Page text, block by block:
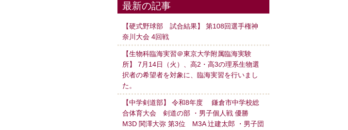
最新の記事
【硬式野球部 試合結果】 第108回選手権神
奈川大会 4回戦
【生物科臨海実習＠東京大学附属臨海実験
所】 7月14日（火）、高2・高3の理系生物選
択者の希望者を対象に、臨海実習を行いまし
た。
【中学剣道部】 令和8年度 鎌倉市中学校総
合体育大会 剣道の部 ・男子個人戦 優勝
M3D 関澤大弥 第3位 M3A 辻建太郎 ・男子団